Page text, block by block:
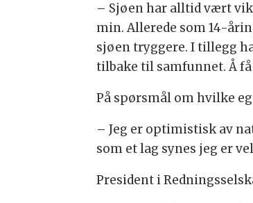
– Sjøen har alltid vært
min. Allerede som 14-
sjøen tryggere. I tillegg
tilbake til samfunnet. Å
På spørsmål om hvilke
– Jeg er optimistisk av
som et lag synes jeg er
President i